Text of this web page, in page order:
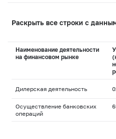
Раскрыть все строки с
Наименование деятельности
на финансовом рынке
Дилерская деятельность
Осуществление банковских
операций